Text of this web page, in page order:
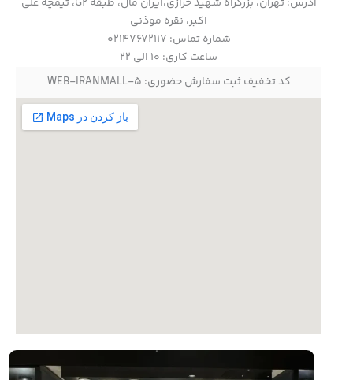
اکبر، نقره موذنی
شماره تماس: 02147672117
ساعت کاری: ۱۰ الی ۲۲
کد تخفیف ثبت سفارش حضوری: WEB-IRANMALL-5